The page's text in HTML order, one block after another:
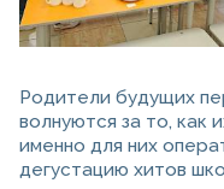
Родители будущих
волнуются за то, как
именно для них
дегустацию хитов